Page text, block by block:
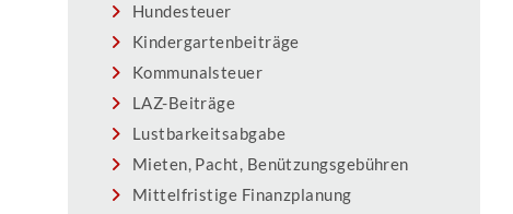
Hundesteuer
Kindergartenbeiträge
Kommunalsteuer
LAZ-Beiträge
Lustbarkeitsabgabe
Mieten, Pacht, Benützungsgebühren
Mittelfristige Finanzplanung